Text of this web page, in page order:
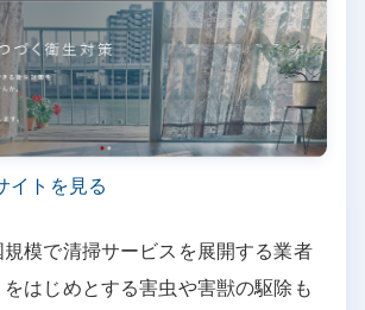
イトを見る
模で清掃サービスを展開する業者
はじめとする害虫や害獣の駆除も